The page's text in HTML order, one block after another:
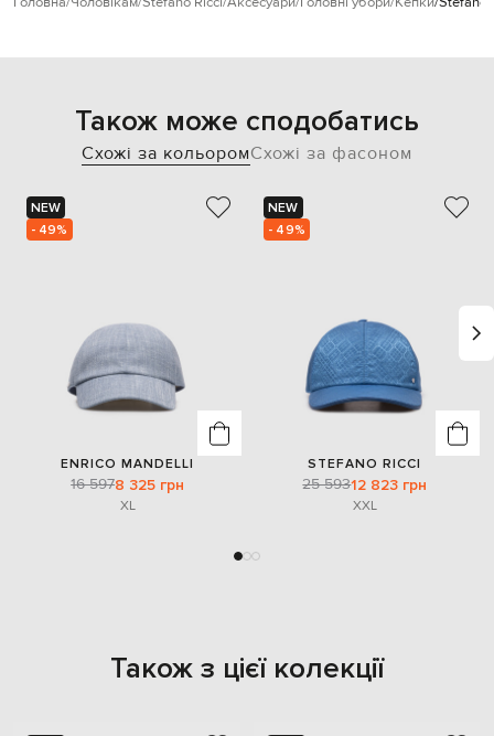
Також може сподобатись
Схожі за кольоромСхожі за фасоном
NEW
- 49%
ENRICO MANDELLI
16 5978 325 грн
XL
NEW
- 49%
STEFANO RICCI
25 59312 823 грн
XXL
Також з цієї колекції